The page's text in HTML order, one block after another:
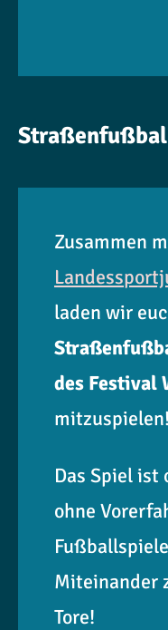
Zusammen
laden wir
des Festival
mitzuspielen!
Das Spiel
ohne
Miteinander
Tore!